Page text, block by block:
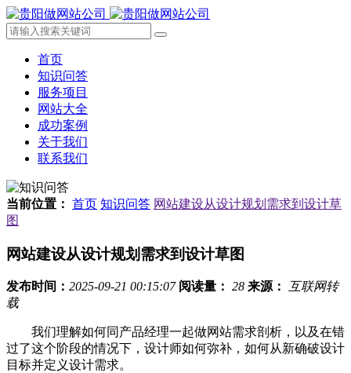
首页
知识问答
服务项目
网站大全
成功案例
关于我们
联系我们
当前位置： 首页 知识问答 网站建设从设计规划需求到设计草
图
网站建设从设计规划需求到设计草图
发布时间： 2025-09-21 00:15:07 阅读量： 28 来源： 互联网转
载
我们理解如何同产品经理一起做网站需求剖析，以及在错
过了这个阶段的情况下，设计师如何弥补，如何从新确破设计
目标并定义设计需求。